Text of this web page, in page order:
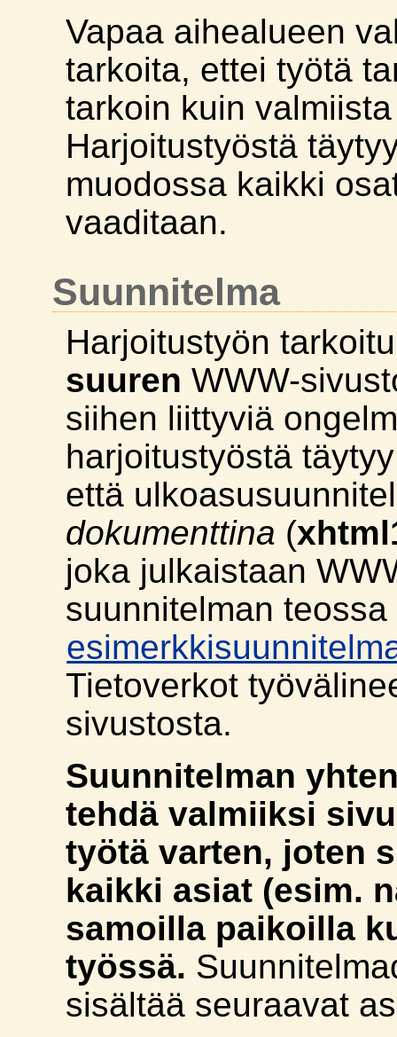
Vapaa aihealueen
tarkoita, ettei työtä
tarkoin kuin
Harjoitustyöstä
muodossa kaikki
vaaditaan.
Suunnitelma
Harjoitustyön
suuren WWW-
siihen liittyviä
harjoitustyöstä
että
dokumenttina (
joka julkaistaan
suunnitelman
Tietoverkot
sivustosta.
Suunnitelman
tehdä valmiiksi
työtä varten, joten
kaikki asiat (esim.
samoilla paikoilla
työssä.
sisältää seuraavat